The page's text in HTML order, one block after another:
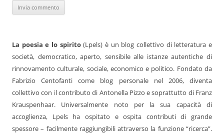
La poesia e lo spirito(Lpels) è un blog collettivo di letteratura e
società, democratico, aperto, sensibile alle istanze autentiche di
rinnovamento culturale, sociale, economico e politico. Fondato da
Fabrizio Centofanti come blog personale nel 2006, diventa
collettivo con il contributo di Antonella Pizzo e soprattutto di Franz
Krauspenhaar. Universalmente noto per la sua capacità di
accoglienza, Lpels ha ospitato e ospita contributi di grande
spessore – facilmente raggiungibili attraverso la funzione “ricerca”.